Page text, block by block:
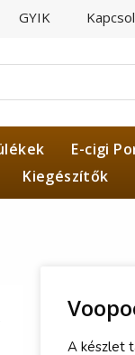
GYIK
E-cigi
Kiegészítők
A készlet